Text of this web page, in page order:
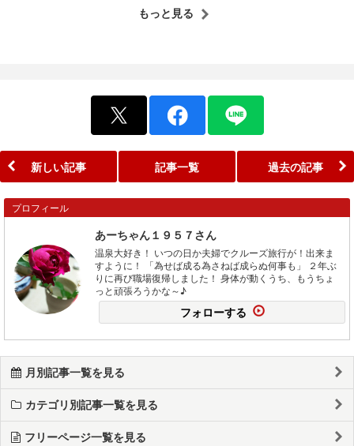
もっと見る
新しい記事 記事一覧 過去の記事
プロフィール
あーちゃん１９５７さん
温泉大好き！ いつの日か夫婦でクルーズ旅行が！出来ま
すように！ 「為せば成る為さねば成らぬ何事も」 ２年ぶ
りに再び職場復帰しました！ 身体が動くうち、もうちょ
っと頑張ろうかな～♪
フォローする
月別記事一覧を見る
カテゴリ別記事一覧を見る
フリーページ一覧を見る